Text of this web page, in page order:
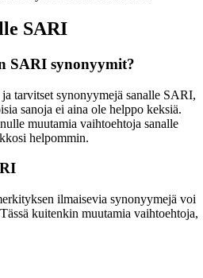
SARI
SARI synonyymit?
tarvitset synonyymejä sanalle SARI,
sanoja ei aina ole helppo keksiä.
muutamia vaihtoehtoja sanalle
helpommin.
ilmaisevia synonyymejä voi
kuitenkin muutamia vaihtoehtoja,